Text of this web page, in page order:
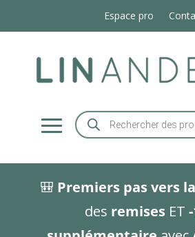
Espace pro
Recherche
de
produits
🎒 Premiers pas vers
des remisesET